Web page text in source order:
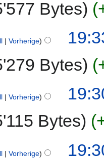
Bytes
Vorherige
Bytes
Vorherige
Bytes
Vorherige